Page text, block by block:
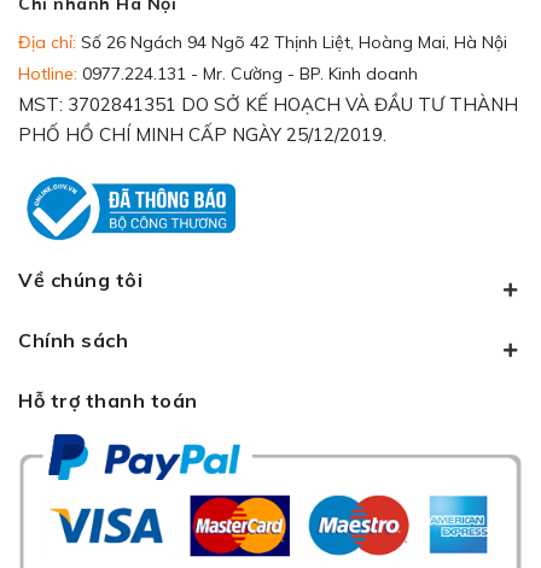
Địa chỉ: Số 26 Ngách 94 Ngõ 42 Thịnh Liệt, Hoàng Mai, Hà Nội
Hotline: 0977.224.131 - Mr. Cường - BP. Kinh doanh
MST: 3702841351 DO SỞ KẾ HOẠCH VÀ ĐẦU TƯ THÀNH
PHỐ HỒ CHÍ MINH CẤP NGÀY 25/12/2019.
Về chúng tôi
Chính sách
Hỗ trợ thanh toán